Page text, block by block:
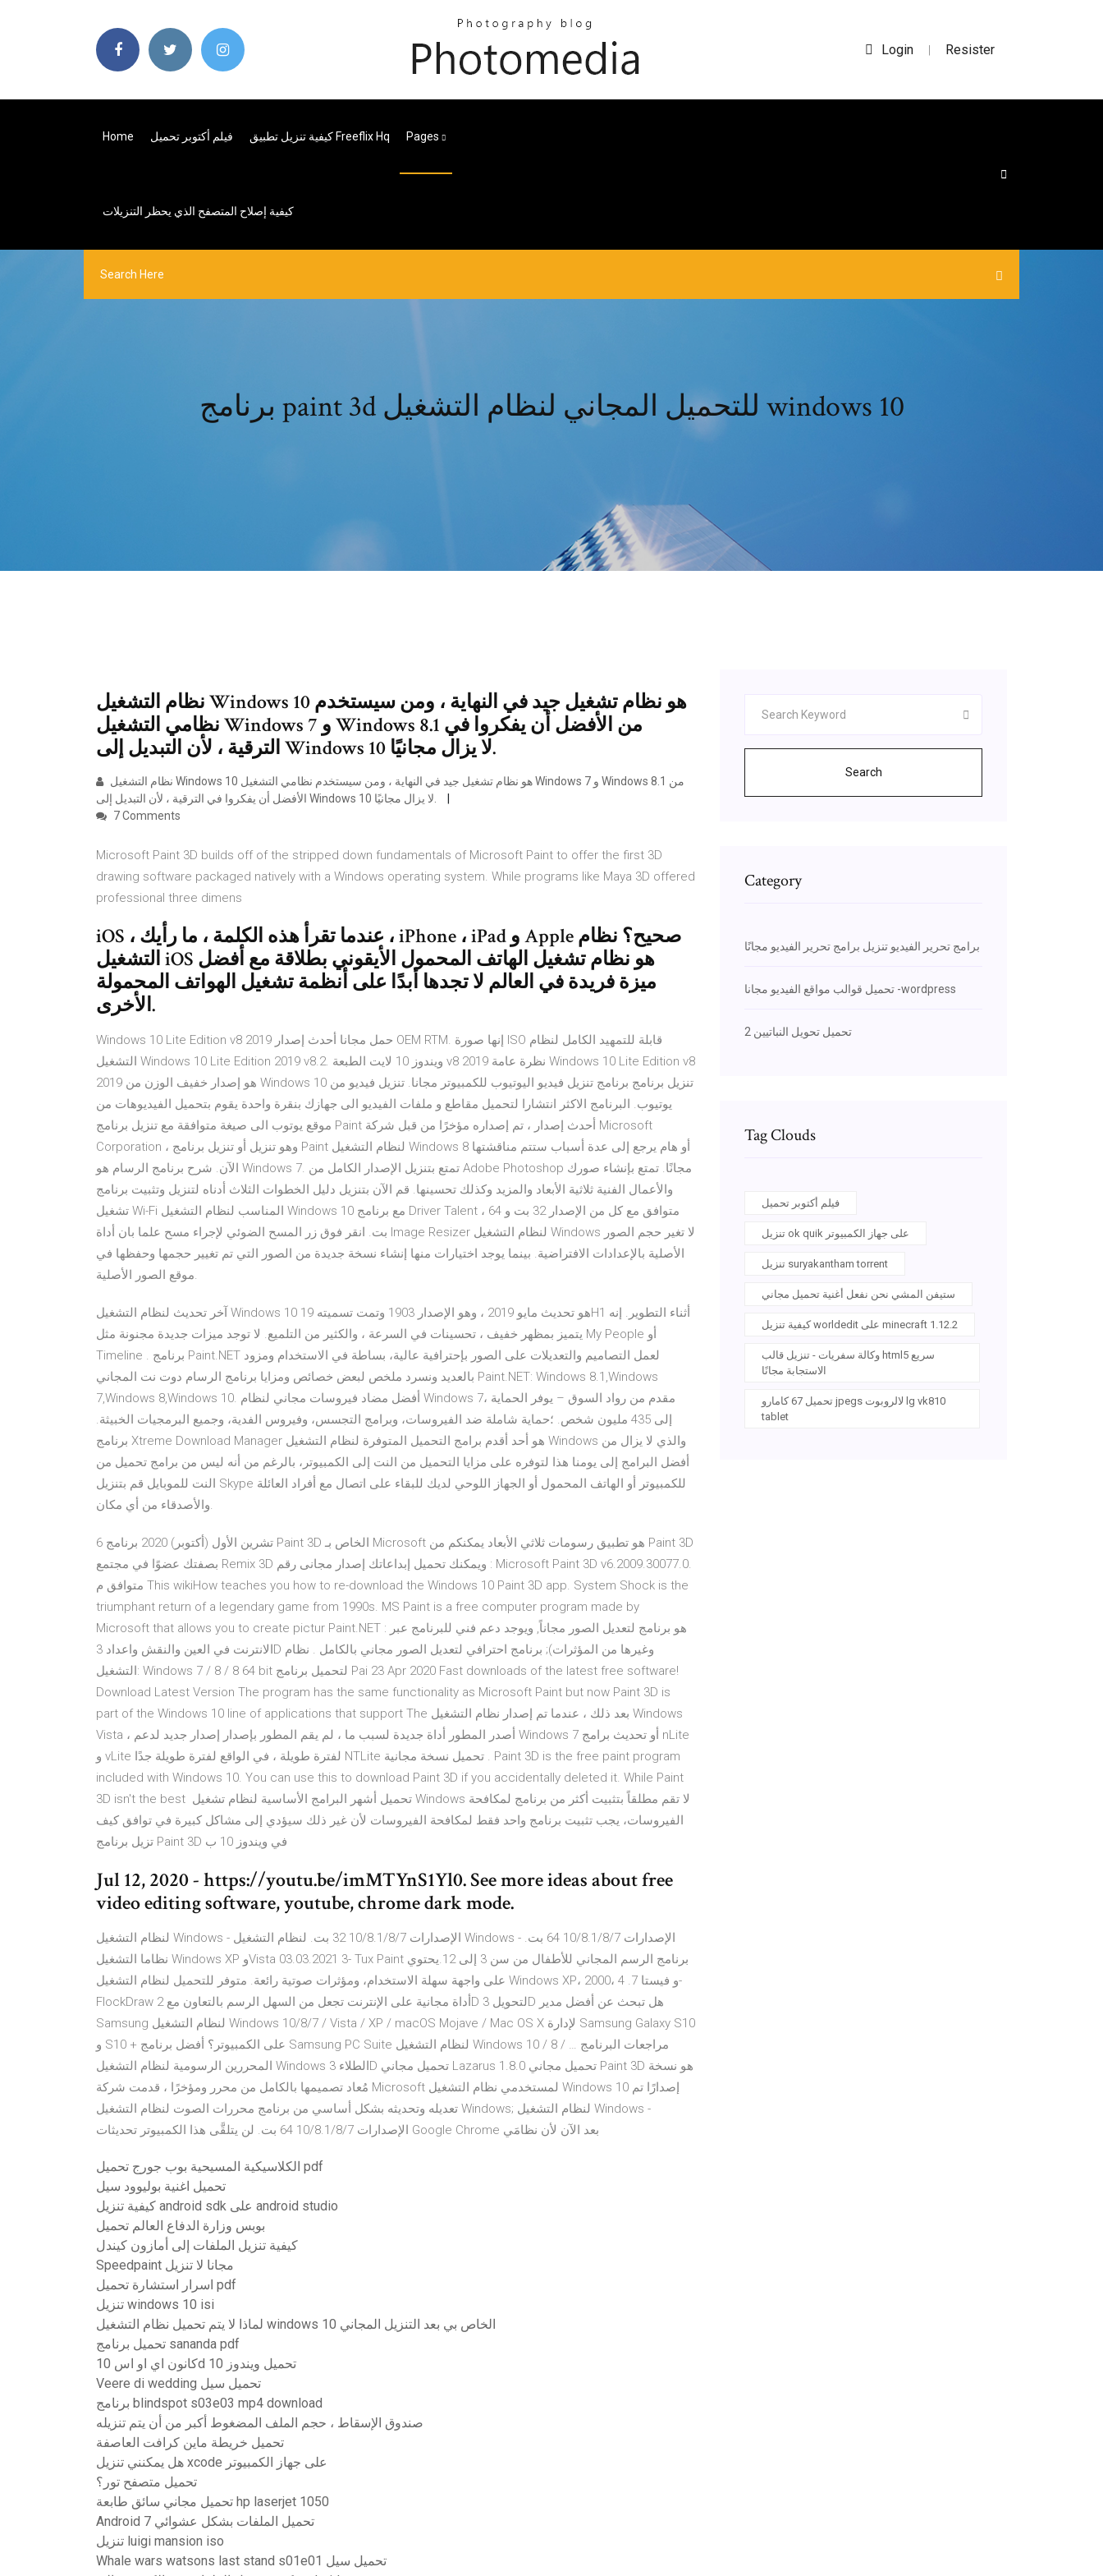
Login | Resister
Home فيلم أكتوبر تحميل كيفية تنزيل تطبيق Freeflix Hq Pages
كيفية إصلاح المتصفح الذي يحظر التنزيلات
برنامج paint 3d للتحميل المجاني لنظام التشغيل windows 10
نظام التشغيل Windows 10 هو نظام تشغيل جيد في النهاية ، ومن سيستخدم
نظامي التشغيل Windows 7 و Windows 8.1 من الأفضل أن يفكروا في
الترقية ، لأن التبديل إلى Windows 10 لا يزال مجانيًا.
7 Comments
Microsoft Paint 3D builds off of the stripped down fundamentals of Microsoft Paint to offer the first 3D
drawing software packaged natively with a Windows operating system. While programs like Maya 3D offered
professional three dimens
iOS ، عندما تقرأ هذه الكلمة ، ما رأيك ، iPhone ، iPad و Apple صحيح؟ نظام
التشغيل iOS هو نظام تشغيل الهاتف المحمول الأيقوني بطلاقة مع أفضل
ميزة فريدة في العالم لا تجدها أبدًا على أنظمة تشغيل الهواتف المحمولة
الأخرى.
Windows 10 Lite Edition v8 2019 حمل مجانا أحدث إصدار OEM RTM. إنها صورة ISO قابلة للتمهيد الكامل لنظام
التشغيل Windows 10 Lite Edition 2019 v8.2. ويندوز 10 لايت الطبعة v8 2019 نظرة عامة Windows 10 Lite Edition v8
2019 هو إصدار خفيف الوزن من Windows 10 تنزيل برنامج برنامج تنزيل فيديو اليوتيوب للكمبيوتر مجانا. تنزيل فيديو من
يوتيوب. البرنامج الاكثر انتشارا لتحميل مقاطع و ملفات الفيديو الى جهازك بنقرة واحدة يقوم بتحميل الفيديوهات من
موقع يوتوب الى صيغة متوافقة مع تنزيل برنامج Paint أحدث إصدار ، تم إصداره مؤخرًا من قبل شركة Microsoft
Corporation ، وهو تنزيل أو تنزيل برنامج Paint لنظام التشغيل Windows 8 أو هام يرجع إلى عدة أسباب ستتم مناقشتها
الآن. شرح برنامج الرسام هو Windows 7. تمتع بتنزيل الإصدار الكامل من Adobe Photoshop مجانًا. تمتع بإنشاء صورك
والأعمال الفنية ثلاثية الأبعاد والمزيد وكذلك تحسينها. قم الآن بتنزيل دليل الخطوات الثلاث أدناه لتنزيل وتثبيت برنامج
تشغيل Wi-Fi المناسب لنظام التشغيل Windows 10 مع برنامج Driver Talent ، متوافق مع كل من الإصدار 32 بت و 64
بت. انقر فوق زر المسح الضوئي لإجراء مسح علما بان أداة Image Resizer لنظام التشغيل Windows لا تغير حجم الصور
الأصلية بالإعدادات الافتراضية. بينما يوجد اختيارات منها إنشاء نسخة جديدة من الصور التي تم تغيير حجمها وحفظها في
موقع الصور الأصلية.
آخر تحديث لنظام التشغيل Windows 10 هو تحديث مايو 2019 ، وهو الإصدار 1903 وتمت تسميته 19H1 أثناء التطوير. إنه
يتميز بمظهر خفيف ، تحسينات في السرعة ، والكثير من التلميع. لا توجد ميزات جديدة مجنونة مثل My People أو
Timeline . برنامج Paint.NET لعمل التصاميم والتعديلات على الصور بإحترافية عالية، بساطة في الاستخدام ومزود
بالعديد ونسرد ملخص لبعض خصائص ومزايا برنامج الرسام دوت نت المجاني Paint.NET: Windows 8.1,Windows
7,Windows 8,Windows 10. أفضل مضاد فيروسات مجاني لنظام Windows 7، مقدم من رواد السوق – يوفر الحماية
إلى 435 مليون شخص. ؛حماية شاملة ضد الفيروسات، وبرامج التجسس، وفيروس الفدية، وجميع البرمجيات الخبيثة.
برنامج Xtreme Download Manager هو أحد أقدم برامج التحميل المتوفرة لنظام التشغيل Windows والذي لا يزال من
أفضل البرامج إلى يومنا هذا لتوفره على مزايا التحميل من النت إلى الكمبيوتر، بالرغم من أنه ليس من برامج تحميل من
النت للموبايل قم بتنزيل Skype للكمبيوتر أو الهاتف المحمول أو الجهاز اللوحي لديك للبقاء على اتصال مع أفراد العائلة
والأصدقاء من أي مكان.
6 تشرين الأول (أكتوبر) 2020 برنامج Paint 3D الخاص بـ Microsoft هو تطبيق رسومات ثلاثي الأبعاد يمكنكم من Paint 3D
بصفتك عضوًا في مجتمع Remix 3D ويمكنك تحميل إبداعاتك إصدار مجانى رقم : Microsoft Paint 3D v6.2009.30077.0.
متوافق م This wikiHow teaches you how to re-download the Windows 10 Paint 3D app. System Shock is the
triumphant return of a legendary game from 1990s. MS Paint is a free computer program made by
Microsoft that allows you to create pictur Paint.NET : هو برنامج لتعديل الصور مجاناً, ويوجد دعم فني للبرنامج عبر
الانترنت في العين والنقش واعداد 3D وغيرها من المؤثرات); برنامج احترافي لتعديل الصور مجاني بالكامل . نظام
التشغيل: Windows 7 / 8 / 8 64 bit لتحميل برنامج Pai 23 Apr 2020 Fast downloads of the latest free software!
Download Latest Version The program has the same functionality as Microsoft Paint but now Paint 3D is
part of the Windows 10 line of applications that support The بعد ذلك ، عندما تم إصدار نظام التشغيل Windows
Vista ، أصدر المطور أداة جديدة لسبب ما ، لم يقم المطور بإصدار إصدار جديد لدعم Windows 7 أو تحديث برامج nLite
و vLite لفترة طويلة ، في الواقع لفترة طويلة جدًا NTLite تحميل نسخة مجانية . Paint 3D is the free paint program
included with Windows 10. You can use this to download Paint 3D if you accidentally deleted it. While Paint
3D isn't the best تحميل أشهر البرامج الأساسية لنظام تشغيل Windows لا تقم مطلقاً بتثبيت أكثر من برنامج لمكافحة
الفيروسات، يجب تثبيت برنامج واحد فقط لمكافحة الفيروسات لأن غير ذلك سيؤدي إلى مشاكل كبيرة في توافق كيف
تزيل برنامج Paint 3D في ويندوز 10 ب
Jul 12, 2020 - https://youtu.be/imMTYnS1Yl0. See more ideas about free
video editing software, youtube, chrome dark mode.
لنظام التشغيل Windows - الإصدارات 10/8.1/8/7 32 بت. لنظام التشغيل Windows - الإصدارات 10/8.1/8/7 64 بت.
نظاما التشغيل Windows XP وVista 03.03.2021 3- Tux Paint برنامج الرسم المجاني للأطفال من سن 3 إلى 12.يحتوي
على واجهة سهلة الاستخدام، ومؤثرات صوتية رائعة. متوفر للتحميل لنظام التشغيل Windows XP، 2000، و فيستا 7. 4-
FlockDraw أداة مجانية على الإنترنت تجعل من السهل الرسم بالتعاون مع 2D لتحويل 3D هل تبحث عن أفضل مدير
Samsung لنظام التشغيل Windows 10/8/7 / Vista / XP / macOS Mojave / Mac OS X لإدارة Samsung Galaxy S10
و S10 + على الكمبيوتر؟ أفضل برنامج Samsung PC Suite لنظام التشغيل Windows 10 / 8 / … مراجعات البرنامج
المحررين الرسومية لنظام التشغيل Windows الطلاء 3D تحميل مجاني Lazarus 1.8.0 تحميل مجاني Paint 3D هو نسخة
مُعاد تصميمها بالكامل من محرر ومؤخرًا ، قدمت شركة Microsoft لمستخدمي نظام التشغيل Windows 10 إصدارًا تم
تعديله وتحديثه بشكل أساسي من برنامج محررات الصوت لنظام التشغيل Windows; لنظام التشغيل Windows -
الإصدارات 10/8.1/8/7 64 بت. لن يتلقَّى هذا الكمبيوتر تحديثات Google Chrome بعد الآن لأن نظامَي
الكلاسيكية المسيحية بوب جورج تحميل pdf
تحميل اغنية بوليوود سيل
كيفية تنزيل android sdk على android studio
بوبس وزارة الدفاع العالم تحميل
كيفية تنزيل الملفات إلى أمازون كيندل
Speedpaint مجانا لا تنزيل
اسرار استشارة تحميل pdf
تنزيل windows 10 isi
لماذا لا يتم تحميل نظام التشغيل windows 10 الخاص بي بعد التنزيل المجاني
تحميل برنامج sananda pdf
كانون اي او اس 10d تحميل ويندوز 10
Veere di wedding تحميل سيل
برنامج blindspot s03e03 mp4 download
صندوق الإسقاط ، حجم الملف المضغوط أكبر من أن يتم تنزيله
تحميل خريطة ماين كرافت العاصفة
هل يمكنني تنزيل xcode على جهاز الكمبيوتر
تحميل متصفح تور؟
تحميل مجاني سائق طابعة hp laserjet 1050
Android 7 تحميل الملفات بشكل عشوائي
تنزيل luigi mansion iso
Whale wars watsons last stand s01e01 تحميل سيل
Search
Category
برامج تحرير الفيديو تنزيل برامج تحرير الفيديو مجانًا
تحميل قوالب مواقع الفيديو مجانا -wordpress
تحميل تحويل النباتيين 2
Tag Clouds
فيلم أكتوبر تحميل
تنزيل ok quik على جهاز الكمبيوتر
تنزيل suryakantham torrent
ستيفن المشي نحن نفعل أغنية تحميل مجاني
كيفية تنزيل worldedit على minecraft 1.12.2
وكالة سفريات - تنزيل قالب html5 سريع
الاستجابة مجانًا
تحميل 67 كامارو jpegs لالروبوت lg vk810
tablet